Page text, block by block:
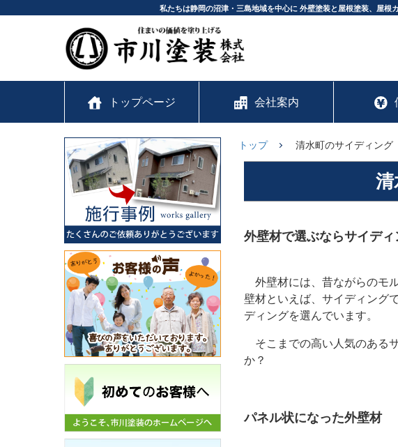
私たちは静岡の沼津・三島地域を中心に 外壁塗装と屋根塗装、屋
トップページ 会社案内
トップ 清水町のサイディング
外壁材で選ぶならサイデ
外壁材には、昔ながらのモ
壁材といえば、サイディング
ディングを選んでいます。
そこまでの高い人気のある
か？
パネル状になった外壁材